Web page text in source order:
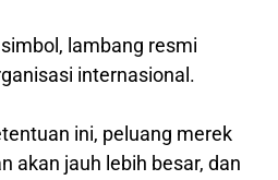
lambang resmi
internasional.
ini, peluang merek
akan jauh lebih besar, dan